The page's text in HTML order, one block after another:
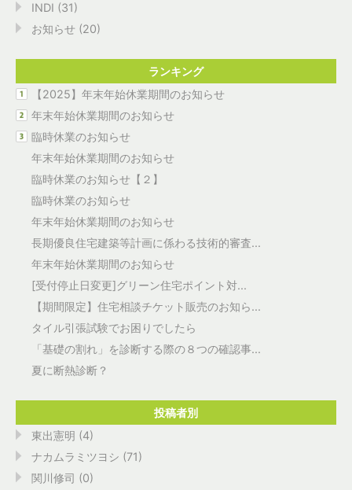
INDI (31)
お知らせ (20)
ランキング
【2025】年末年始休業期間のお知らせ
年末年始休業期間のお知らせ
臨時休業のお知らせ
年末年始休業期間のお知らせ
臨時休業のお知らせ【２】
臨時休業のお知らせ
年末年始休業期間のお知らせ
長期優良住宅建築等計画に係わる技術的審査...
年末年始休業期間のお知らせ
[受付停止日変更]グリーン住宅ポイント対...
【期間限定】住宅相談チケット販売のお知ら...
タイル引張試験でお困りでしたら
「基礎の割れ」を診断する際の８つの確認事...
夏に断熱診断？
投稿者別
東出憲明 (4)
ナカムラミツヨシ (71)
関川修司 (0)